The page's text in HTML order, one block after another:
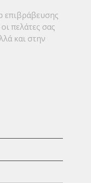
επιβράβευσης
πελάτες σας
και στην